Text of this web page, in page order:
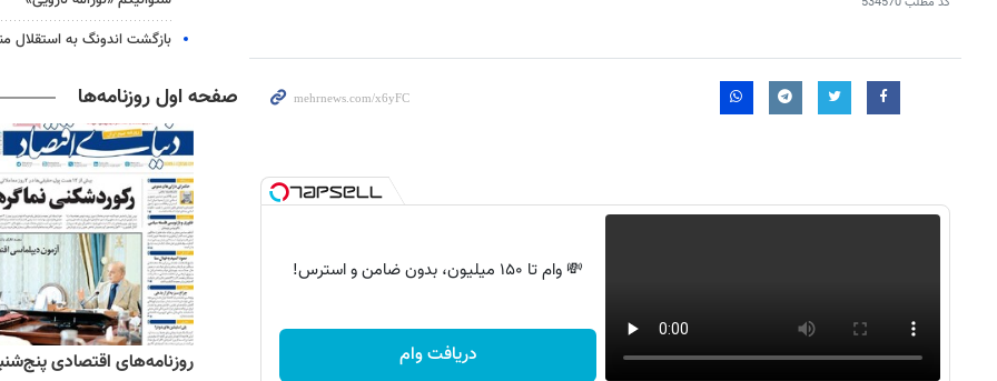
💸 وام تا ۱۵۰ میلیون، بدون ضامن و استرس!
دریافت وام
بازگشت اندونگ به استقلال
صفحه اول روزنامه‌ها
روزنامه‌های اقتصادی چهارشنبه ۱۴ مرداد ۱۴۰۵ روزنامه‌های ورزشی پنج‌شنبه ۱۵ مرداد ۱۴۰۵ روزنامه‌های اقتصادی پنج‌شنبه ۱۵ مرداد